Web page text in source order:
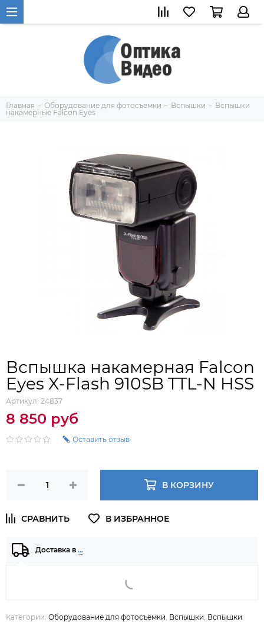
Главная Оборудование для фотосъемки Вспышки
Вспышки
накамерные Falcon Eyes
Вспышка накамерная Falcon
Eyes X-Flash 910SB TTL-N HSS
Артикул: 24837
8 850 руб
Оставить отзыв
В КОРЗИНУ
Доставка в …
Категории: Оборудование для фотосъемки Вспышки Вспышки